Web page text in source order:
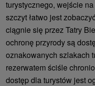
turystycznego, wejście
szczyt łatwo jest
ciągnie się przez Tatry
ochronę przyrody są
oznakowanych szlakach
rezerwatem ściśle
dostęp dla turystów jest